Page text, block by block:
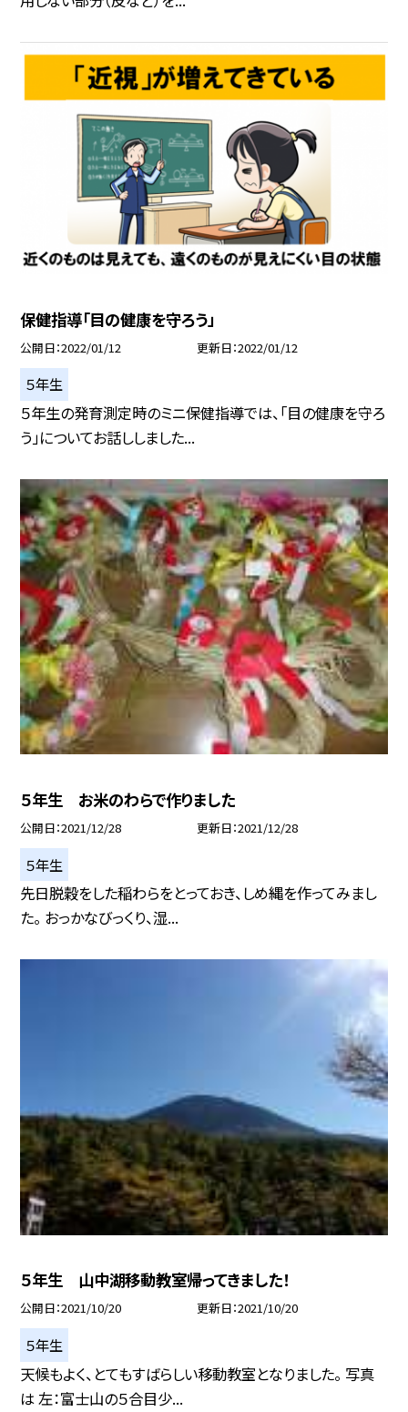
保健指導「目の健康を守ろう」
公開日 2022/01/12 更新日 2022/01/12
５年生
５年生の発育測定時のミニ保健指導では、「目の健康を守ろ
う」についてお話ししました...
５年生 お米のわらで作りました
公開日 2021/12/28 更新日 2021/12/28
５年生
先日脱穀をした稲わらをとっておき、しめ縄を作ってみまし
た。 おっかなびっくり、湿...
５年生 山中湖移動教室帰ってきました！
公開日 2021/10/20 更新日 2021/10/20
５年生
天候もよく、とてもすばらしい移動教室となりました。 写真
は 左：富士山の５合目少...